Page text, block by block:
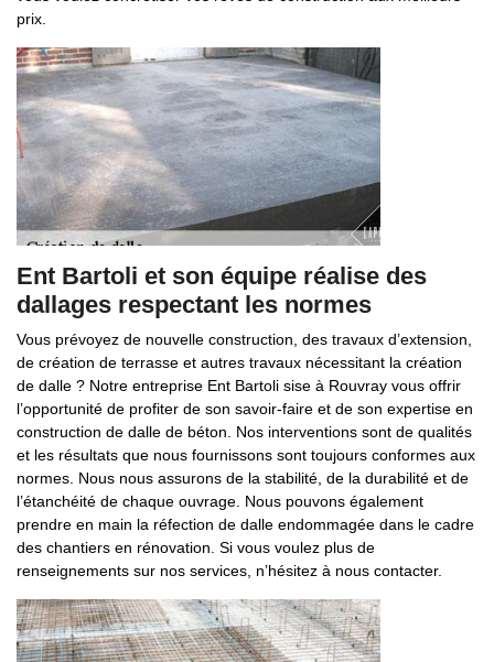
prix.
Ent Bartoli et son équipe réalise des
dallages respectant les normes
Vous prévoyez de nouvelle construction, des travaux d’extension,
de création de terrasse et autres travaux nécessitant la création
de dalle ? Notre entreprise Ent Bartoli sise à Rouvray vous offrir
l’opportunité de profiter de son savoir-faire et de son expertise en
construction de dalle de béton. Nos interventions sont de qualités
et les résultats que nous fournissons sont toujours conformes aux
normes. Nous nous assurons de la stabilité, de la durabilité et de
l’étanchéité de chaque ouvrage. Nous pouvons également
prendre en main la réfection de dalle endommagée dans le cadre
des chantiers en rénovation. Si vous voulez plus de
renseignements sur nos services, n’hésitez à nous contacter.